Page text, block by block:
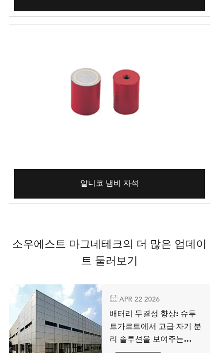
알니코 냄비 자석
소우에스트 마그네테크의 더 많은 업데이
트 둘러보기
 APR 22 2026
배터리 무결성 향상: 슈투
트가르트에서 고급 자기 분
리 솔루션을 보여주는